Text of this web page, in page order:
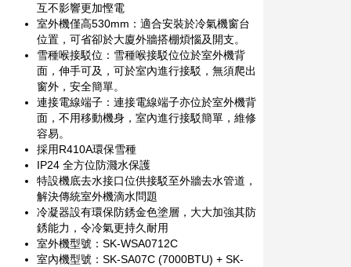
互不影響更加慳電
室外機僅高530mm：適合安裝於冷氣機窗台
位置，可省卻於大廈外牆搭棚煩惱及開支。
雪種喉接駁位：雪種喉接駁位位於室外機背
面，伸手可及，可於室內進行接駁，無須爬出
窗外，安全簡單。
連接電線端子：連接電線端子亦位於室外機背
面，不用移動機身，室內進行接駁簡單，維修
容易。
採用R410A環保雪種
IP24 全方位防濺水保護
特設機底去水接口位供接駁至外牆去水管道，
解決傳統室外機滴水問題
冷凝器設有環保防銹金色塗層，大大加強其防
銹能力，令冷氣更持久耐用
室外機型號：SK-WSA0712C
室內機型號：SK-SA07C (7000BTU) + SK-